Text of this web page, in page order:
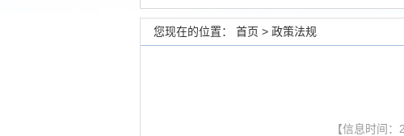
您现在的位置： 首页 > 政策法规
【信息时间